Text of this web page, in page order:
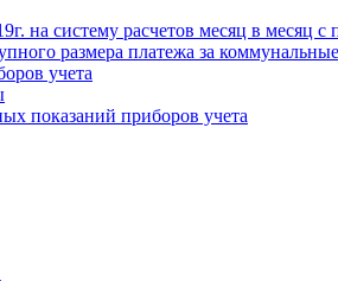
на систему расчетов месяц в месяц
размера платежа за
учета
показаний приборов учета